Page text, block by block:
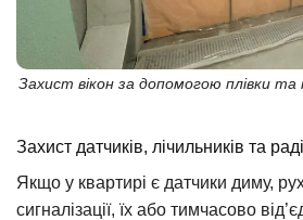
Захист вікон за допомогою плівки та
Захист датчиків, лічильників та
Якщо у квартирі є датчики диму,
сигналізації, їх або тимчасово